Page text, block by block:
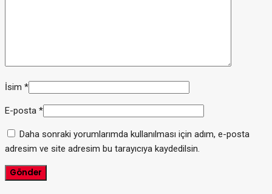
İsim *
E-posta *
Daha sonraki yorumlarımda kullanılması için adım, e-posta
adresim ve site adresim bu tarayıcıya kaydedilsin.